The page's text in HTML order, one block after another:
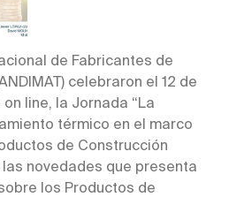
de Fabricantes de
celebraron el 12 de
line, la Jornada “La
térmico en el marco
de Construcción
las novedades que presenta
los Productos de